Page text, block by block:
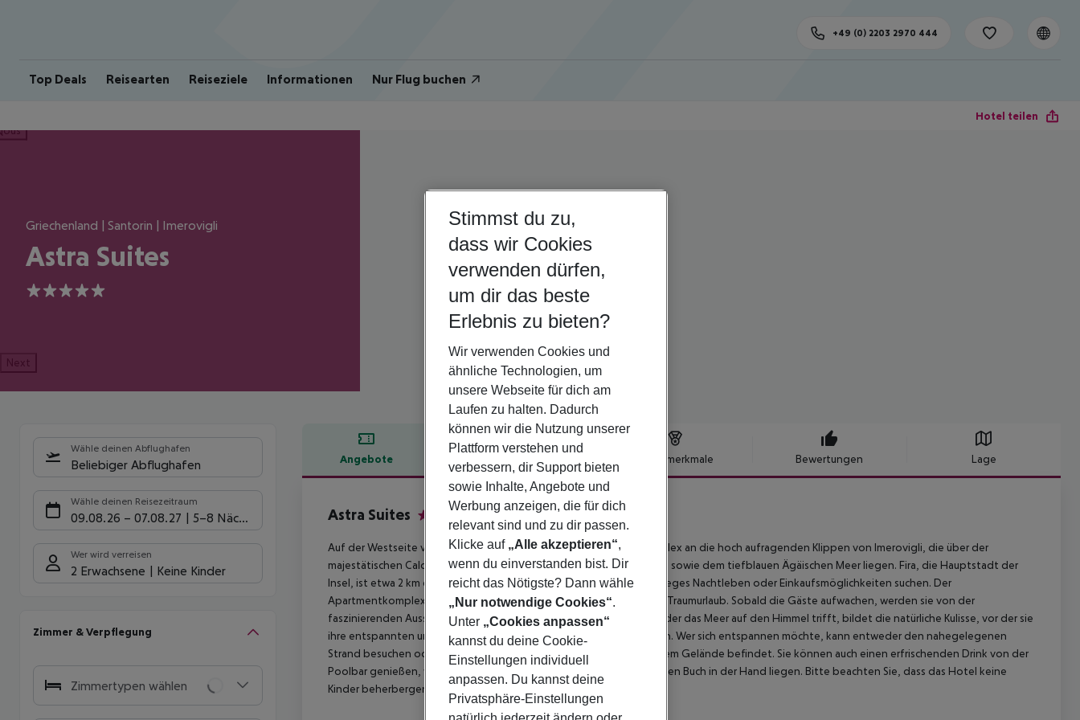
Top Deals Reisearten Reiseziele Informationen Nur Flug buchen
+49 (0) 2203 2970 444
Hotel teilen
Griechenland | Santorin | Imerovigli
Astra Suites
5
Next
Wähle deinen Abflughafen
Beliebiger Abflughafen
Wähle deinen Reisezeitraum
09.08.26 – 07.08.27 5-8 Nächte
Wer wird verreisen
2 Erwachsene Keine Kinder
Zimmer & Verpflegung
Zimmertypen wählen
Angebote Hotelbeschreibung Hotelmerkmale Bewertungen Lage
Hotelbeschreibung
Astra Suites
Auf der Westseite von Santorini gelegen, schmiegt sich dieser Komplex an die hoch aufragenden Klippen von Imerovigli, die über der
majestätischen Caldera, ihrem Vulkan und den vulkanischen Inselchen sowie dem tiefblauen Ägäischen Meer liegen. Fira, die Hauptstadt der
Insel, ist etwa 2 km entfernt und ein großartiger Ort für alle, die ein reges Nachtleben oder Einkaufsmöglichkeiten suchen. Der
Apartmentkomplex selbst bietet die perfekte Umgebung für einen Traumurlaub. Sobald die Gäste aufwachen, werden sie von der
faszinierenden Aussicht auf das Meer begrüßt. Die Horizontlinie, an der das Meer auf den Himmel trifft, bildet die natürliche Kulisse, vor der sie
ihre entspannten und angenehmen Abendessen einnehmen können. Wer sich entspannen möchte, kann entweder den nahegelegenen
Strand besuchen oder im warmen Freibad schwimmen, das sich auf dem Gelände befindet. Sie können auch einen erfrischenden Drink von der
Poolbar genießen, während sie auf den Sonnenliegen mit einem guten Buch in der Hand liegen. Bitte beachten Sie, dass das Hotel keine
Kinder beherbergen kann.
Stimmst du zu,
dass wir Cookies
verwenden dürfen,
um dir das beste
Erlebnis zu bieten?
Wir verwenden Cookies und
ähnliche Technologien, um
unsere Webseite für dich am
Laufen zu halten. Dadurch
können wir die Nutzung unserer
Plattform verstehen und
verbessern, dir Support bieten
sowie Inhalte, Angebote und
Werbung anzeigen, die für dich
relevant sind und zu dir passen.
Klicke auf „Alle akzeptieren“,
wenn du einverstanden bist. Dir
reicht das Nötigste? Dann wähle
„Nur notwendige Cookies“.
Unter „Cookies anpassen“
kannst du deine Cookie-
Einstellungen individuell
anpassen. Du kannst deine
Privatsphäre-Einstellungen